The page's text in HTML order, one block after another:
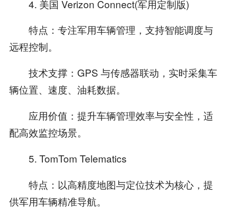
4. 美国 Verizon Connect(军用定制版)
特点：专注军用车辆管理，支持智能调度与
远程控制。
技术支撑：GPS 与传感器联动，实时采集车
辆位置、速度、油耗数据。
应用价值：提升车辆管理效率与安全性，适
配高效监控场景。
5. TomTom Telematics
特点：以高精度地图与定位技术为核心，提
供军用车辆精准导航。